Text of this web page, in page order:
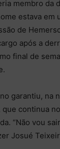
membro da
estava em
de
após a
final de
garantiu, na
continua
“Não vou
Josué